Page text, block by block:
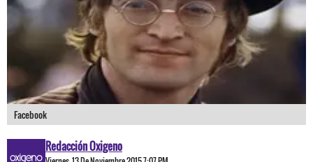
Facebook
Redacción Oxigeno